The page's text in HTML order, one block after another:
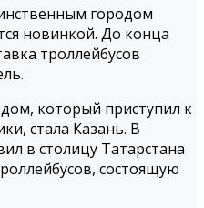
городом
новинкой. До конца
троллейбусов
который приступил к
стала Казань. В
в столицу Татарстана
состоящую